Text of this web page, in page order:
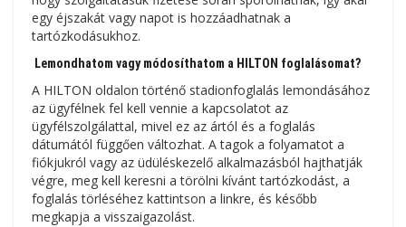
egy éjszakát vagy napot is hozzáadhatnak a
tartózkodásukhoz.
Lemondhatom vagy módosíthatom a HILTON foglalásomat?
A HILTON oldalon történő stadionfoglalás lemondásához
az ügyfélnek fel kell vennie a kapcsolatot az
ügyfélszolgálattal, mivel ez az ártól és a foglalás
dátumától függően változhat. A tagok a folyamatot a
fiókjukról vagy az üdüléskezelő alkalmazásból hajthatják
végre, meg kell keresni a törölni kívánt tartózkodást, a
foglalás törléséhez kattintson a linkre, és később
megkapja a visszaigazolást.